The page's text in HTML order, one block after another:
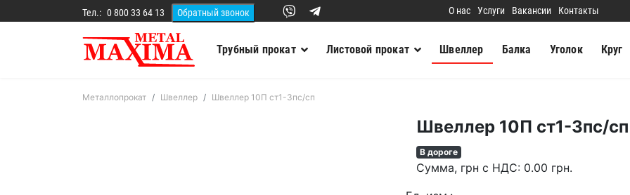
Тел.: 0 800 33 64 13 О нас Услуги Вакансии Контакты
Трубный прокат Листовой прокат Швеллер Балка Уголок Круг
Металлопрокат Швеллер Швеллер 10П ст1-3пс/сп
Швеллер 10П ст1-3пс/сп
В дороге
Сумма, грн с НДС: 0.00 грн.